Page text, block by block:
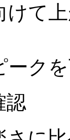
けて
ーク
認